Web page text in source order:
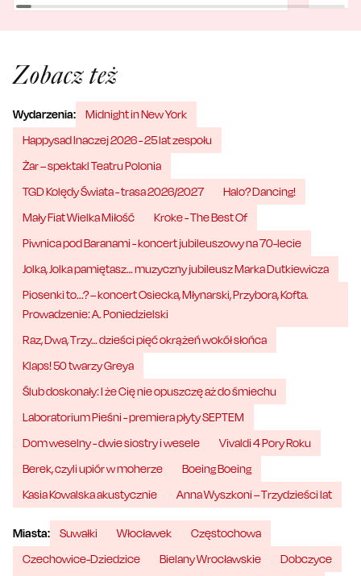
Zobacz też
Wydarzenia:
Midnight in New York
Happysad Inaczej 2026 - 25 lat zespołu
Żar – spektakl Teatru Polonia
TGD Kolędy Świata - trasa 2026/2027
Halo? Dancing!
Mały Fiat Wielka Miłość
Kroke - The Best Of
Piwnica pod Baranami - koncert jubileuszowy na 70-lecie
Jolka, Jolka pamiętasz… muzyczny jubileusz Marka Dutkiewicza
Piosenki to...? – koncert Osiecka, Młynarski, Przybora, Kofta.
Prowadzenie: A. Poniedzielski
Raz, Dwa, Trzy… dzieści pięć okrążeń wokół słońca
Klaps! 50 twarzy Greya
Ślub doskonały: I że Cię nie opuszczę aż do śmiechu
Laboratorium Pieśni - premiera płyty SEPTEM
Dom weselny - dwie siostry i wesele
Vivaldi 4 Pory Roku
Berek, czyli upiór w moherze
Boeing Boeing
Kasia Kowalska akustycznie
Anna Wyszkoni – Trzydzieści lat
Miasta: Suwałki Włocławek
Częstochowa
Czechowice-Dziedzice
Bielany Wrocławskie
Dobczyce